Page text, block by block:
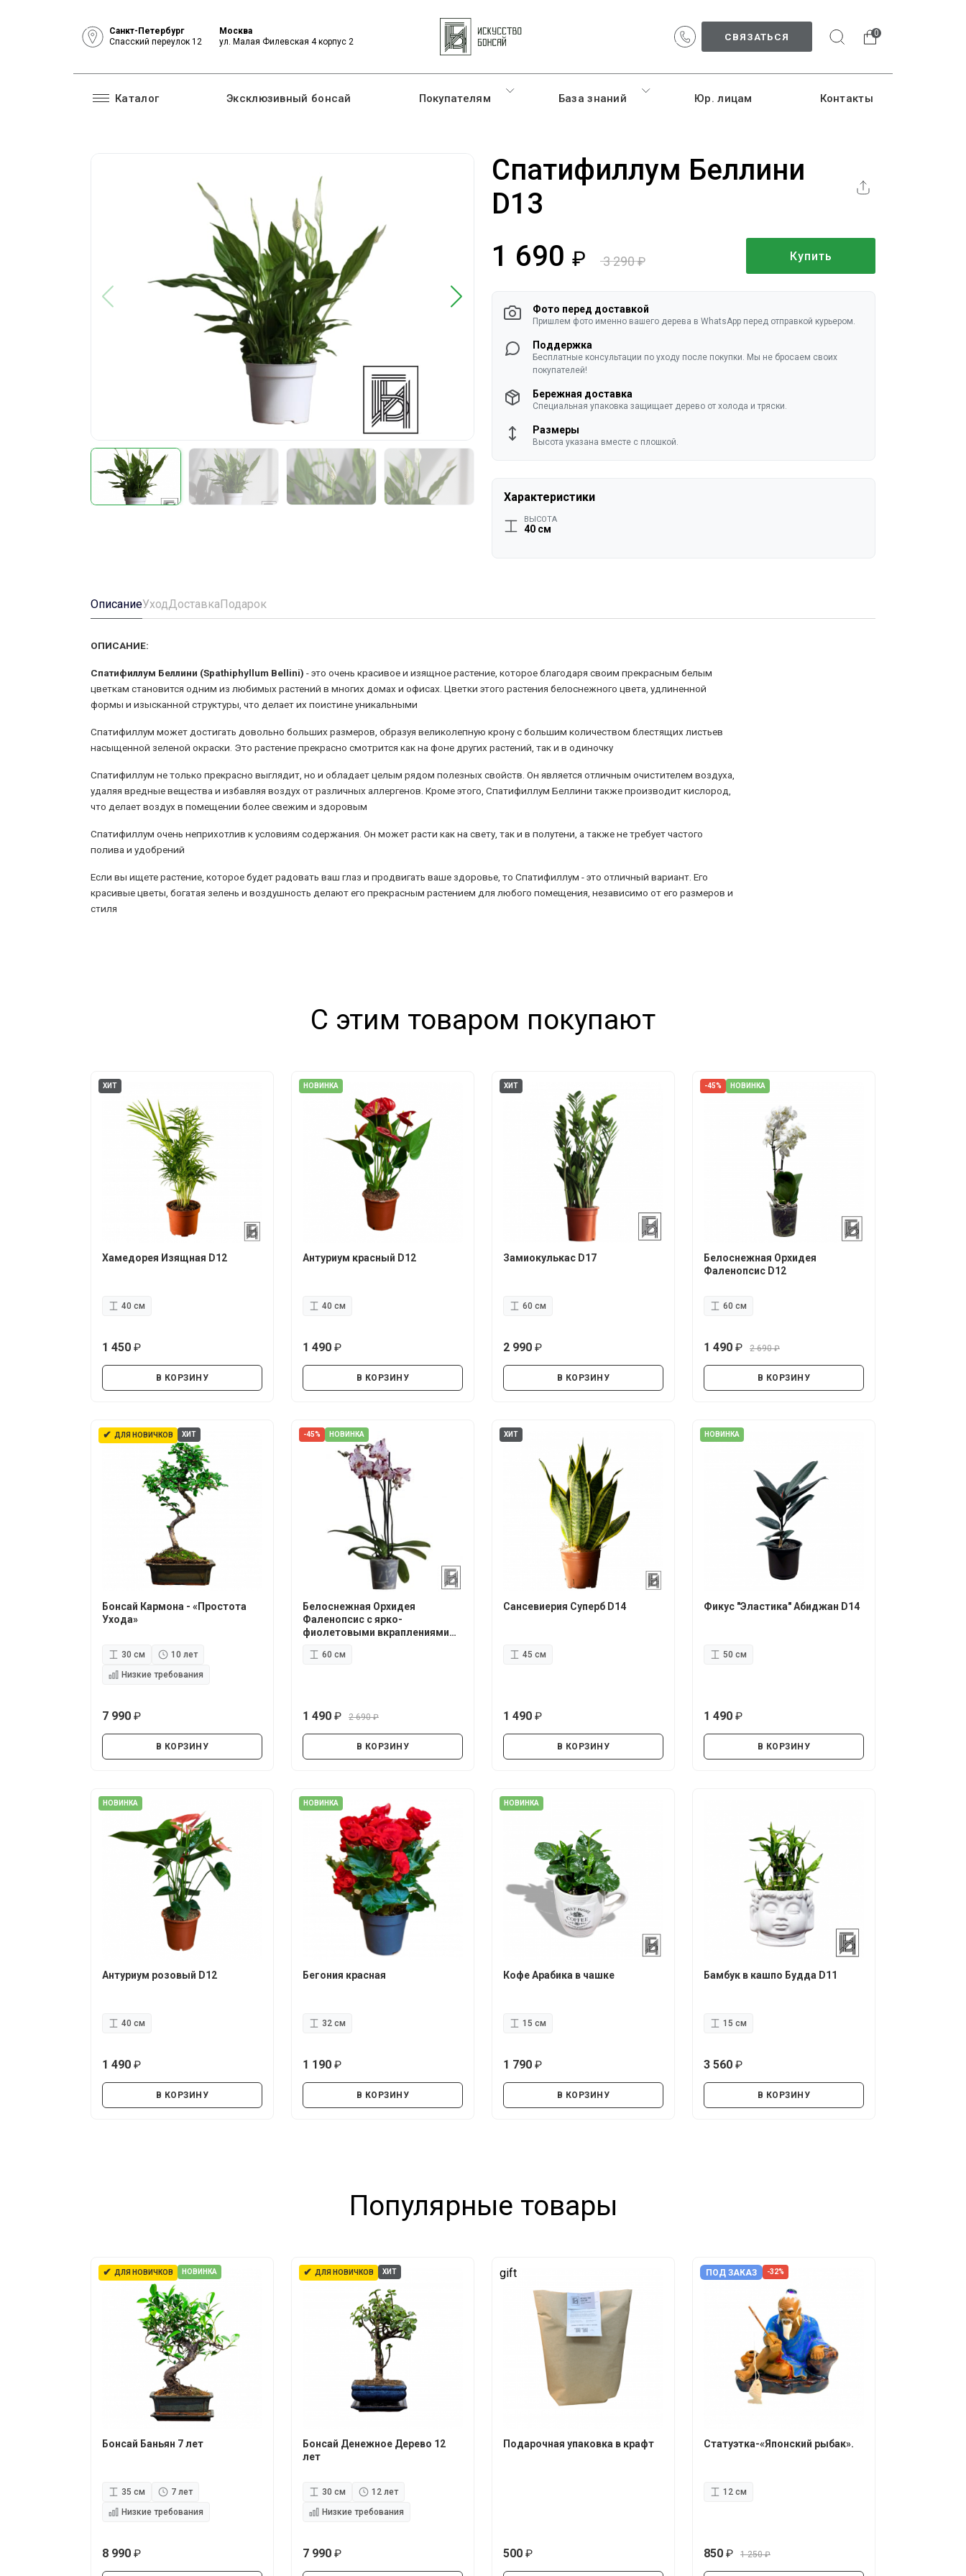
Санкт-Петербург
Спасский переулок 12
Москва
ул. Малая Филевская 4 корпус 2
СВЯЗАТЬСЯ 0
Каталог Эксклюзивный бонсай Покупателям База знаний Юр. лицам Контакты
Спатифиллум Беллини
D13
1 690
3 290
Купить
Фото перед доставкой
Пришлем фото именно вашего дерева в WhatsApp перед отправкой курьером.
Поддержка
Бесплатные консультации по уходу после покупки. Мы не бросаем своих
покупателей!
Бережная доставка
Специальная упаковка защищает дерево от холода и тряски.
Размеры
Высота указана вместе с плошкой.
Характеристики
ВЫСОТА
40 см
ОписаниеУходДоставкаПодарок
ОПИСАНИЕ:
Спатифиллум Беллини (Spathiphyllum Bellini) - это очень красивое и изящное растение, которое благодаря своим прекрасным белым
цветкам становится одним из любимых растений в многих домах и офисах. Цветки этого растения белоснежного цвета, удлиненной
формы и изысканной структуры, что делает их поистине уникальными
Спатифиллум может достигать довольно больших размеров, образуя великолепную крону с большим количеством блестящих листьев
насыщенной зеленой окраски. Это растение прекрасно смотрится как на фоне других растений, так и в одиночку
Спатифиллум не только прекрасно выглядит, но и обладает целым рядом полезных свойств. Он является отличным очистителем воздуха,
удаляя вредные вещества и избавляя воздух от различных аллергенов. Кроме этого, Спатифиллум Беллини также производит кислород,
что делает воздух в помещении более свежим и здоровым
Спатифиллум очень неприхотлив к условиям содержания. Он может расти как на свету, так и в полутени, а также не требует частого
полива и удобрений
Если вы ищете растение, которое будет радовать ваш глаз и продвигать ваше здоровье, то Спатифиллум - это отличный вариант. Его
красивые цветы, богатая зелень и воздушность делают его прекрасным растением для любого помещения, независимо от его размеров и
стиля
С этим товаром покупают
ХИТ
Хамедорея Изящная D12
40 см
1 450
В КОРЗИНУ
НОВИНКА
Антуриум красный D12
40 см
1 490
В КОРЗИНУ
ХИТ
Замиокулькас D17
60 см
2 990
В КОРЗИНУ
-45% НОВИНКА
Белоснежная Орхидея
Фаленопсис D12
60 см
1 490
2 690
В КОРЗИНУ
✔ ДЛЯ НОВИЧКОВ ХИТ
Бонсай Кармона - «Простота
Ухода»
30 см
10 лет
Низкие требования
7 990
В КОРЗИНУ
-45% НОВИНКА
Белоснежная Орхидея
Фаленопсис с ярко-
фиолетовыми вкраплениями
60 см
1 490
2 690
В КОРЗИНУ
ХИТ
Сансевиерия Суперб D14
45 см
1 490
В КОРЗИНУ
НОВИНКА
Фикус "Эластика" Абиджан D14
50 см
1 490
В КОРЗИНУ
НОВИНКА
Антуриум розовый D12
40 см
1 490
В КОРЗИНУ
НОВИНКА
Бегония красная
32 см
1 190
В КОРЗИНУ
НОВИНКА
Кофе Арабика в чашке
15 см
1 790
В КОРЗИНУ
Бамбук в кашпо Будда D11
15 см
3 560
В КОРЗИНУ
Популярные товары
✔ ДЛЯ НОВИЧКОВ НОВИНКА
Бонсай Баньян 7 лет
35 см
7 лет
Низкие требования
8 990
✔ ДЛЯ НОВИЧКОВ ХИТ
Бонсай Денежное Дерево 12
лет
30 см
12 лет
Низкие требования
7 990
gift
Подарочная упаковка в крафт
500
ПОД ЗАКАЗ -32%
Статуэтка-«Японский рыбак».
12 см
850
1 250